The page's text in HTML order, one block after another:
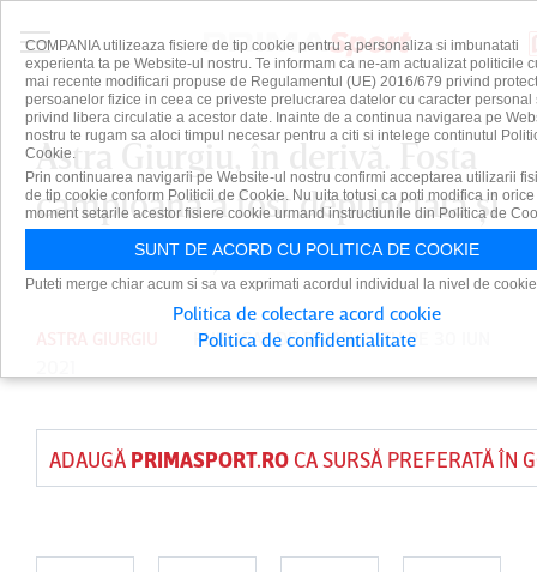
Astra Giurgiu, în derivă. Fosta
campioană a fost depunctată şi
are interdicţie la transferuri
PUBLICAT DEDAIAN CUTUPE 30 IUN
ADAUGĂ PRIMASPORT.ROCA SURSĂ PREFERATĂ ÎN
COMPANIA utilizeaza fisiere de tip cookie pentru a personaliza si imbunatati
experienta ta pe Website-ul nostru. Te informam ca ne-am actualizat politicile
mai recente modificari propuse de Regulamentul (UE) 2016/679 privind
persoanelor fizice in ceea ce priveste prelucrarea datelor cu caracter personal
privind libera circulatie a acestor date. Inainte de a continua navigarea pe
nostru te rugam sa aloci timpul necesar pentru a citi si intelege continutul
Cookie.
Prin continuarea navigarii pe Website-ul nostru confirmi acceptarea utilizarii
de tip cookie conform Politicii de Cookie. Nu uita totusi ca poti modifica in orice
moment setarile acestor fisiere cookie urmand instructiunile din Politica de
SUNT DE ACORD CU POLITICA DE COOKIE
Puteti merge chiar acum si sa va exprimati acordul individual la nivel de
Politica de colectare acord cookie
Politica de confidentialitate